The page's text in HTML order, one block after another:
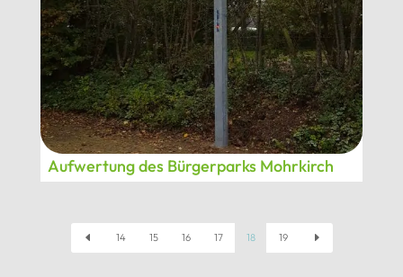
Aufwertung des Bürgerparks Mohrkirch
D 14 15 16 17 18 19 E